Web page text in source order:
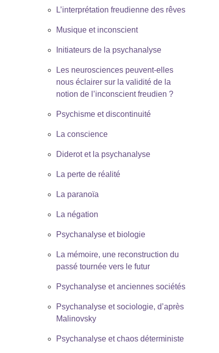
L’interprétation freudienne des rêves
Musique et inconscient
Initiateurs de la psychanalyse
Les neurosciences peuvent-elles
nous éclairer sur la validité de la
notion de l’inconscient freudien ?
Psychisme et discontinuité
La conscience
Diderot et la psychanalyse
La perte de réalité
La paranoïa
La négation
Psychanalyse et biologie
La mémoire, une reconstruction du
passé tournée vers le futur
Psychanalyse et anciennes sociétés
Psychanalyse et sociologie, d’après
Malinovsky
Psychanalyse et chaos déterministe